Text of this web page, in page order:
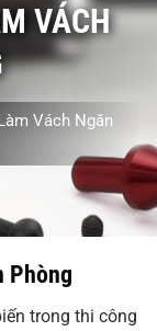
VÁCH
Vách Ngăn
Phòng
trong thi công